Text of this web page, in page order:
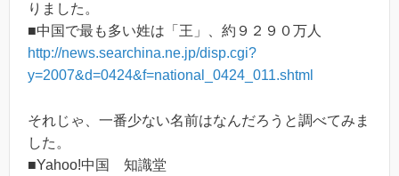
りました。
■中国で最も多い姓は「王」、約９２９０万人
http://news.searchina.ne.jp/disp.cgi?
y=2007&d=0424&f=national_0424_011.shtml
それじゃ、一番少ない名前はなんだろうと調べてみま
した。
■Yahoo!中国 知識堂